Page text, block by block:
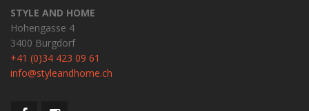
STYLE AND HOME
Hohengasse 4
3400 Burgdorf
+41 (0)34 423 09 61
info@styleandhome.ch